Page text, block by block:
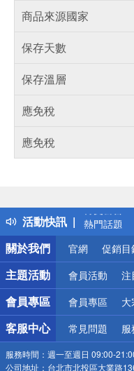
商品來源國家
保存天數
保存溫層
應免稅
應免稅
活動快訊
得獎公告
熱門話題
銀行優惠
偏遠地區配
詐騙網頁
關於我們
官網 促銷目
主題活動 會員活動 注
會員專區 會員專區
客服中心 常見問題
服務時間： 週一至週日 09:00-
公司地址： 台北市北投區大業路